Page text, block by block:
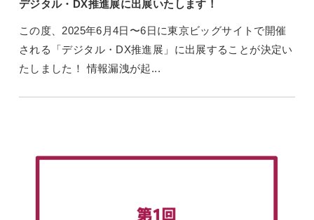
デジタル・DX推進展に出展いたします！
この度、2025年6月4日〜6日に東京ビッグサイトで開催
される「デジタル・DX推進展」に出展することが決定い
たしました！ 情報漏洩が起...